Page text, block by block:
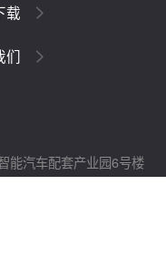
载
们
能汽车配套产业园6号楼